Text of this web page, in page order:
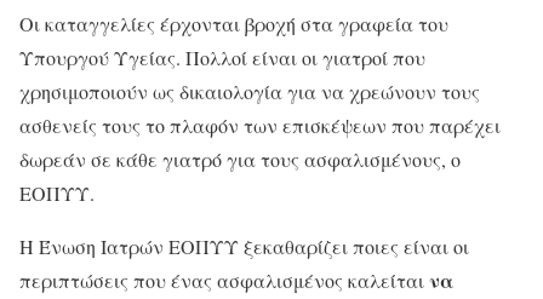
Οι καταγγελίες έρχονται βροχή στα γραφεία του
Υπουργού Υγείας. Πολλοί είναι οι γιατροί που
χρησιμοποιούν ως δικαιολογία για να χρεώνουν τους
ασθενείς τους το πλαφόν των επισκέψεων που παρέχει
δωρεάν σε κάθε γιατρό για τους ασφαλισμένους, ο
ΕΟΠΥΥ.
Η Ένωση Ιατρών ΕΟΠΥΥ ξεκαθαρίζει ποιες είναι οι
περιπτώσεις που ένας ασφαλισμένος καλείταινα